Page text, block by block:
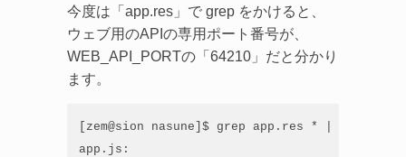
今度は「app.res」で grep をかけると、
ウェブ用のAPIの専用ポート番号が、
WEB_API_PORTの「64210」だと分かり
ます。
[zem@sion nasune]$ grep app.res * | more
app.js: